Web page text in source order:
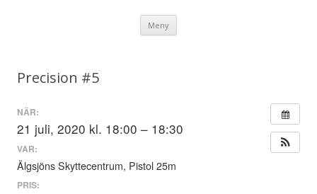
Meny
Precision #5
NÄR:
21 juli, 2020 kl. 18:00 – 18:30
VAR:
Älgsjöns Skyttecentrum, Pistol 25m
PRIS: